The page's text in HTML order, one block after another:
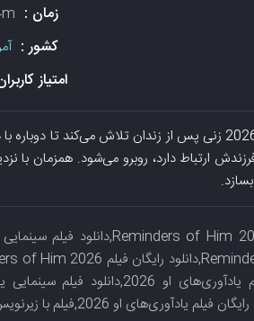
زمان :
کشور :
امتیاز
دانلود فیلم یادآوری‌های او 2026 زنی پس از زندان تلاش
ارتباط دارد، روبرو می‌شود. همزمان با